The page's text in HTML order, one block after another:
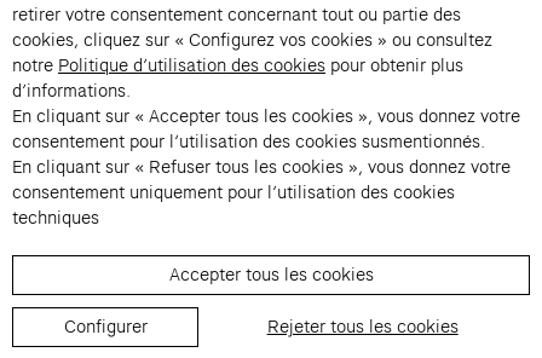
→
En vous inscrivant à notre newsletter, vous acceptez notre politique de
confidentialité.
Instagram (s’ouvre dans un nouvel onglet)
Facebook (s’ouvre dans un nouvel onglet)
Pinterest (s’ouvre dans un nouvel onglet)
Youtube (s’ouvre dans un nouvel onglet)
Spotify (s’ouvre dans un nouvel onglet)
LinkedIn (s’ouvre dans un nouvel onglet)
Google Arts & Culture (s’ouvre dans un
Fondation Cartier pour l’art
© 2026 Fondation Cartier
Règlement de visite
Politique de confidentialitéMentions légales
retirer votre consentement concernant tout ou partie des
cookies, cliquez sur « Configurez vos cookies » ou consultez
notre Politique d’utilisation des cookies pour obtenir plus
d’informations.
En cliquant sur « Accepter tous les cookies », vous donnez votre
consentement pour l’utilisation des cookies susmentionnés.
En cliquant sur « Refuser tous les cookies », vous donnez votre
consentement uniquement pour l’utilisation des cookies
techniques
Accepter tous les cookies
Configurer Rejeter tous les cookies